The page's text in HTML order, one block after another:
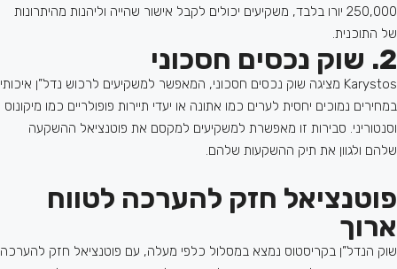
250,000 יורו בלבד, משקיעים יכולים לקבל אישור שהייה וליהנות מהיתרונות
של התוכנית.
2. שוק נכסים חסכוני
Karystos מציגה שוק נכסים חסכוני, המאפשר למשקיעים לרכוש נדל”ן איכותי
במחירים נמוכים יחסית לערים כמו אתונה או יעדי תיירות פופולריים כמו מיקונוס
וסנטוריני. סבירות זו מאפשרת למשקיעים למקסם את פוטנציאל ההשקעה
שלהם ולגוון את תיק ההשקעות שלהם.
פוטנציאל חזק להערכה לטווח
ארוך
שוק הנדל”ן בקריסטוס נמצא במסלול כלפי מעלה, עם פוטנציאל חזק להערכה